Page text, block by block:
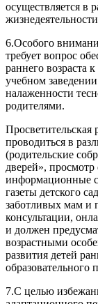
осуществляется в
6.Особого
требует вопрос
раннего возраста
учебном
налаженности
родителями.
Просветительская
проводиться в
(родительские
дверей», просмотр
информационные
газеты детского
заботливых мам и
консультации,
и должен
возрастными
развития детей
образовательного
7.С целью